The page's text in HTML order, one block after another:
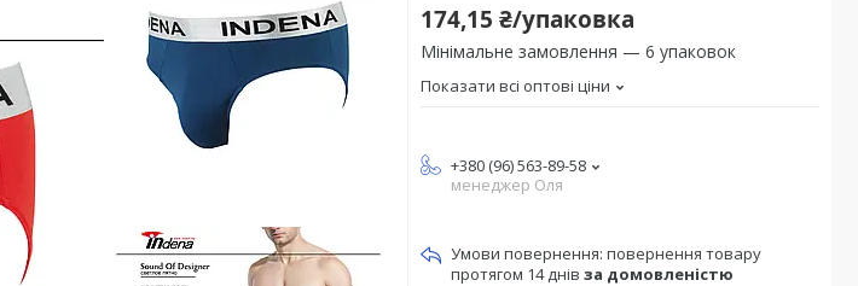
174,15 ₴/упаковка
Мінімальне замовлення — 6 упаковок
Показати всі оптові ціни
+380 (96) 563-89-58
менеджер Оля
повернення товару
протягом 14 днів за домовленістю